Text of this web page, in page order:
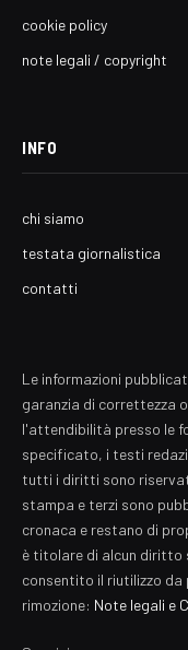
cookie policy
note legali / copyright
INFO
chi siamo
testata giornalistica
contatti
Le informazioni
garanzia di correttezza
l'attendibilità presso le
specificato, i testi
tutti i diritti sono
stampa e terzi sono
cronaca e restano di
è titolare di alcun diritto
consentito il riutilizzo
rimozione: Note legali e